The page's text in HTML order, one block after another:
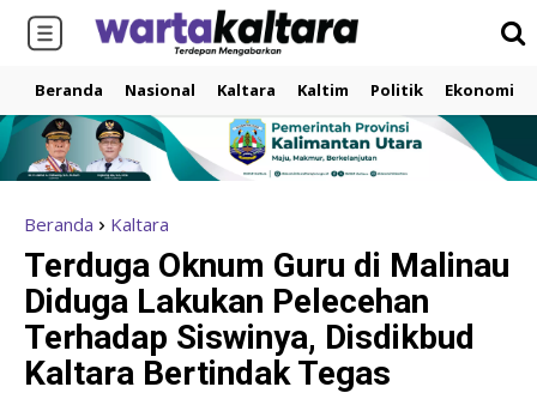
Beranda Nasional Kaltara Kaltim Politik Ekonomi
Beranda Kaltara
Terduga Oknum Guru di Malinau
Diduga Lakukan Pelecehan
Terhadap Siswinya, Disdikbud
Kaltara Bertindak Tegas